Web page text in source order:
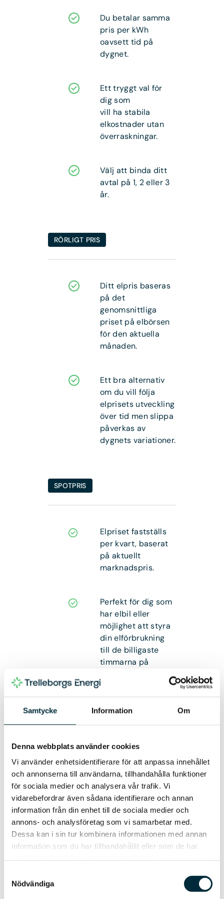
Samtycke Information Om
Denna webbplats använder cookies
Vi använder enhetsidentifierare för att anpassa innehållet
och annonserna till användarna, tillhandahålla funktioner
för sociala medier och analysera vår trafik. Vi
vidarebefordrar även sådana identifierare och annan
information från din enhet till de sociala medier och
annons- och analysföretag som vi samarbetar med.
Dessa kan i sin tur kombinera informationen med annan
information som du har tillhandahållit eller som de har
Nödvändiga
Du betalar samma
pris per kWh
oavsett tid på
dygnet.
Ett tryggt val för
dig som
vill ha stabila
elkostnader utan
överraskningar.
Välj att binda ditt
avtal på 1, 2 eller 3
år.
RÖRLIGT PRIS
Ditt elpris baseras
på det
genomsnittliga
priset på elbörsen
för den aktuella
månaden.
Ett bra alternativ
om du vill följa
elprisets utveckling
över tid men slippa
påverkas av
dygnets variationer.
SPOTPRIS
Elpriset fastställs
per kvart, baserat
på aktuellt
marknadspris.
Perfekt för dig som
har elbil eller
möjlighet att styra
din elförbrukning
till de billigaste
timmarna på
Aktuellt från Trelleborgs
Energi
Håll dig uppdaterad med senaste nytt om
våra utvecklingsprojekt och hållbara
energilösningar.
Utforska fler nyheter